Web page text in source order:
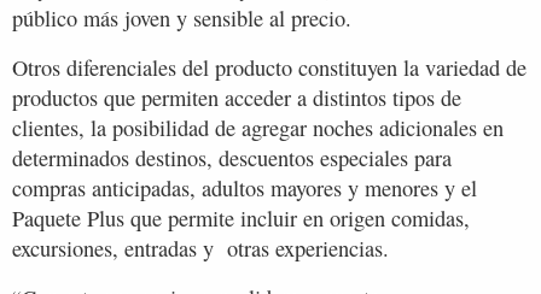
público más joven y sensible al precio.
Otros diferenciales del producto constituyen la variedad de
productos que permiten acceder a distintos tipos de
clientes, la posibilidad de agregar noches adicionales en
determinados destinos, descuentos especiales para
compras anticipadas, adultos mayores y menores y el
Paquete Plus que permite incluir en origen comidas,
excursiones, entradas y otras experiencias.